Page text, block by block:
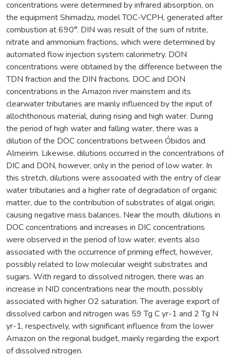
concentrations were determined by infrared absorption, on
the equipment Shimadzu, model TOC-VCPH, generated after
combustion at 690°. DIN was result of the sum of nitrite,
nitrate and ammonium fractions, which were determined by
automated flow injection system calorimetry. DON
concentrations were obtained by the difference between the
TDN fraction and the DIN fractions. DOC and DON
concentrations in the Amazon river mainstem and its
clearwater tributaries are mainly influenced by the input of
allochthonous material, during rising and high water. During
the period of high water and falling water, there was a
dilution of the DOC concentrations between Óbidos and
Almeirim. Likewise, dilutions occurred in the concentrations of
DIC and DON, however, only in the period of low water. In
this stretch, dilutions were associated with the entry of clear
water tributaries and a higher rate of degradation of organic
matter, due to the contribution of substrates of algal origin,
causing negative mass balances. Near the mouth, dilutions in
DOC concentrations and increases in DIC concentrations
were observed in the period of low water, events also
associated with the occurrence of priming effect, however,
possibly related to low molecular weight substrates and
sugars. With regard to dissolved nitrogen, there was an
increase in NID concentrations near the mouth, possibly
associated with higher O2 saturation. The average export of
dissolved carbon and nitrogen was 59 Tg C yr-1 and 2 Tg N
yr-1, respectively, with significant influence from the lower
Amazon on the regional budget, mainly regarding the export
of dissolved nitrogen.